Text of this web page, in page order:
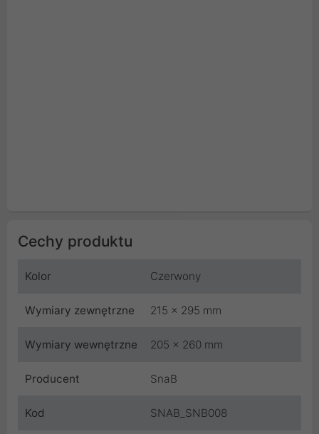
Cechy produktu
Kolor Czerwony
Wymiary zewnętrzne 215 x 295 mm
Wymiary wewnętrzne 205 x 260 mm
Producent SnaB
Kod SNAB_SNB008